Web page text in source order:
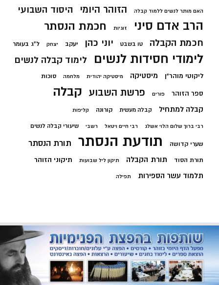
האם מותר לנשים ללמוד קבלה הזוהר היומי היסוד השבועי
הרב אדם סיני זוגיות חכמת הנסתר
חכמת הקבלה טו בשבט יוני כהן יעקב יצחק ל"ג בעומר
לימודי חסידות לנשים לימוד קבלה לנשים
ליקוטי מוהר"ן מיסטיקה מיסטיקה יהודית מלחמה סוכות
ספר הזוהר פורים פרשת השבוע קבלה
קבלה למתחיל קבלה מעשית קורונה קליפות
רבי ברוך שלום הלוי אשלג רבי חיים ויטאל רשבי שיעורי קבלה לנשים
שערי קדושה תודעת הנסתר תורת הנסתר
תורת הסוד תורת הקבלה תיקון ליל שבועות תיקוני הזוהר
תלמוד עשר הספירות תפילה